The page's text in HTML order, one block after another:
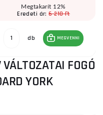
Megtakarít 12%
Eredeti ár:6 210 Ft
db MEGVENNI
FOGÓ
YORK